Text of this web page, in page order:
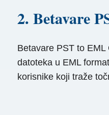
2. Betavare
Betavare PST to
datoteka u EML
korisnike koji traže